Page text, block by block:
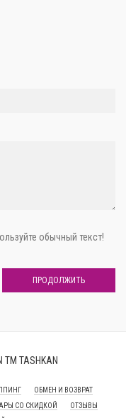
обычный текст!
ПРОДОЛЖИТЬ
TASHKAN
ОБМЕН И ВОЗВРАТ
СО СКИДКОЙ
ОТЗЫВЫ